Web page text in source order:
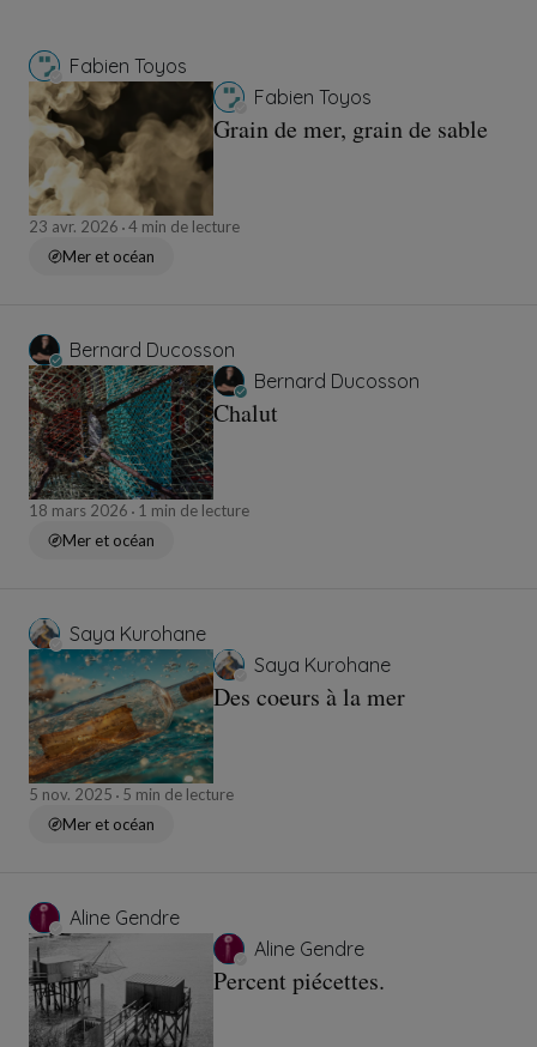
Fabien Toyos
Fabien Toyos
Grain de mer, grain de sable
23 avr. 2026 4 min de lecture
Mer et océan
Bernard Ducosson
Bernard Ducosson
Chalut
18 mars 2026
1 min de lecture
Mer et océan
Saya Kurohane
Saya Kurohane
Des coeurs à la mer
5 nov. 2025
5 min de lecture
Mer et océan
Aline Gendre
Aline Gendre
Percent piécettes.